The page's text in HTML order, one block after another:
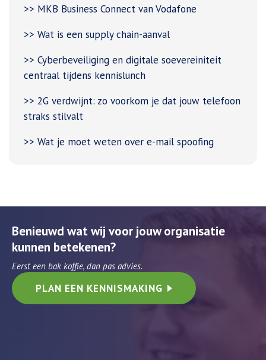
>> MKB Business Connect van Vodafone
>> Wat is een supply chain-aanval
>> Cyberbeveiliging en digitale soevereiniteit
centraal tijdens kennislunch
>> 2G verdwijnt: zo voorkom je dat jouw telefoon
straks stilvalt
>> Wat je moet weten over e-mail spoofing
Benieuwd wat wij voor jouw organisatie
kunnen betekenen?
Eerst een bak koffie, dan pas advies.
PLAN EEN KENNISMAKING